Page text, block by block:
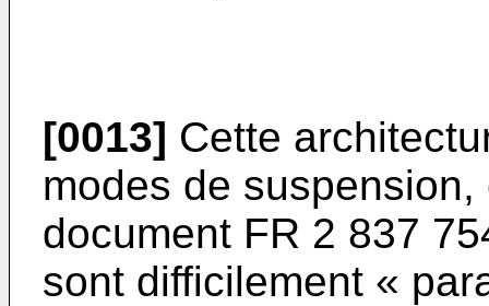
[0013] Cette
modes de
document FR 2 837
sont difficilement «